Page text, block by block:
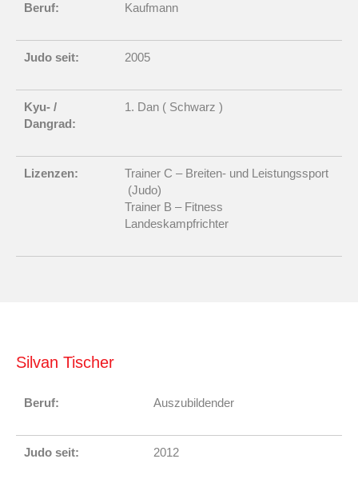
Beruf: Kaufmann
Judo seit: 2005
Kyu- /
Dangrad:
1. Dan ( Schwarz )
Lizenzen:
Trainer C – Breiten- und Leistungssport
(Judo)
Trainer B – Fitness
Landeskampfrichter
Silvan Tischer
Beruf: Auszubildender
Judo seit: 2012